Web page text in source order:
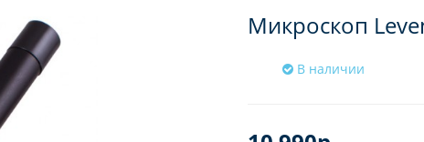
Микроскоп
В наличии